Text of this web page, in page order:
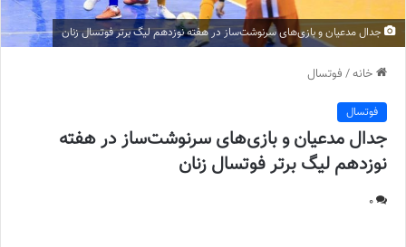
جدال مدعیان و بازی‌های سرنوشت‌ساز در هفته نوزدهم لیگ برتر فوتسال زنان
خانه/ فوتسال
فوتسال
جدال مدعیان و بازی‌های سرنوشت‌ساز در هفته
نوزدهم لیگ برتر فوتسال زنان
0